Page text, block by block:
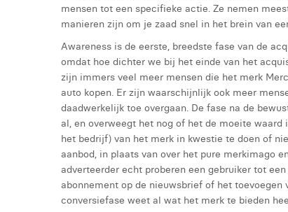
mensen tot een specifieke actie. Ze nemen
manieren zijn om je zaad snel in het brein van
Awareness is de eerste, breedste fase van de
omdat hoe dichter we bij het einde van het
zijn immers veel meer mensen die het merk
auto kopen. Er zijn waarschijnlijk ook meer
daadwerkelijk toe overgaan. De fase na de
al, en overweegt het nog of het de moeite
het bedrijf) van het merk in kwestie te doen of
aanbod, in plaats van over het pure merkimago
adverteerder echt proberen een gebruiker tot
abonnement op de nieuwsbrief of het
conversiefase weet al wat het merk te bieden